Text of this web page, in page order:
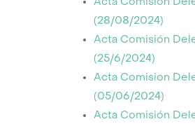
Acta Comisión
(28/08/2024)
Acta Comisión
(25/6/2024)
Acta Comision
(05/06/2024)
Acta Comisión